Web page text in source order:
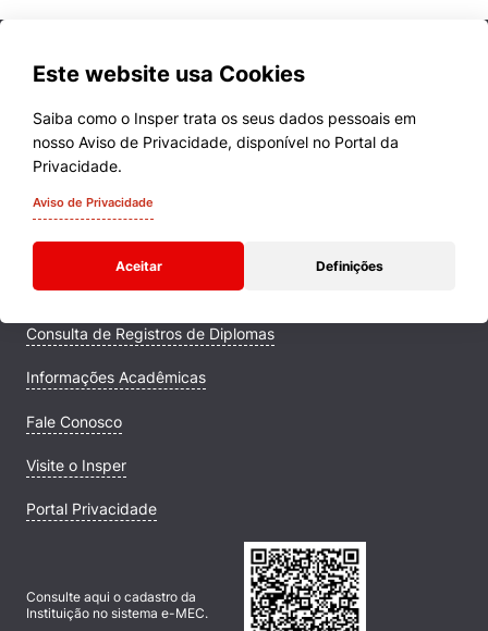
Este website usa Cookies
Saiba como o Insper trata os seus dados pessoais em
nosso Aviso de Privacidade, disponível no Portal da
Privacidade.
Aviso de Privacidade
Aceitar Definições
Cursos
Quem Somos
Comunidade Transforme
Campus
Consulta de Registros de Diplomas
Informações Acadêmicas
Fale Conosco
Visite o Insper
Portal Privacidade
Consulte aqui o cadastro da
Instituição no sistema e-MEC.